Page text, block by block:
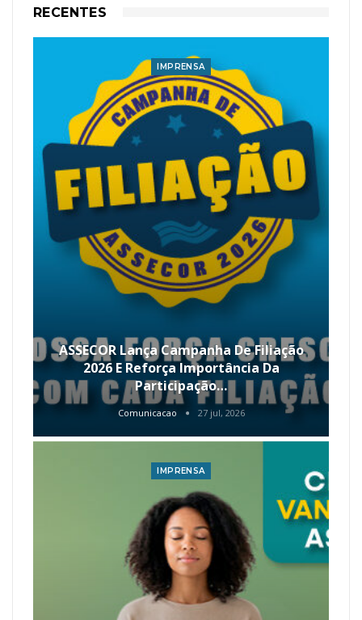
RECENTES
IMPRENSA
ASSECOR Lança Campanha De Filiação
2026 E Reforça Importância Da
Participação…
Comunicacao 27 jul, 2026
IMPRENSA